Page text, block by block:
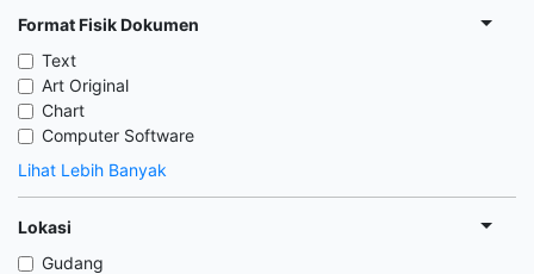
Format Fisik Dokumen
Text
Art Original
Chart
Computer Software
Lihat Lebih Banyak
Lokasi
Gudang